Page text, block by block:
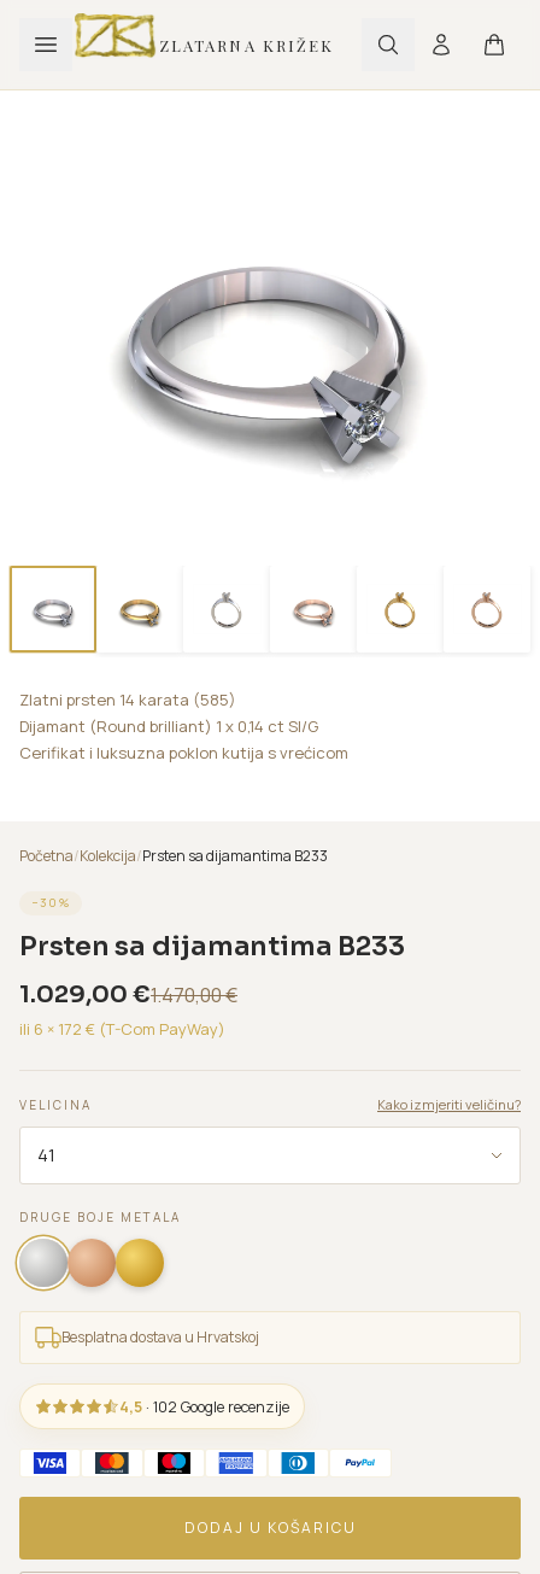
ZLATARNA KRIŽEK
Zlatni prsten 14 karata (585)
Dijamant (Round brilliant) 1 x 0,14 ct SI/G
Cerifikat i luksuzna poklon kutija s vrećicom
Početna/Kolekcija/Prsten sa dijamantima B233
−30 %
Prsten sa dijamantima B233
1.029,00 €1.470,00€
ili 6 × 172 € (T-Com PayWay)
VELICINA Kako izmjeriti veličinu?
DRUGE BOJE METALA
Besplatna dostava u Hrvatskoj
4,5 · 102 Google recenzije
DODAJ U KOŠARICU